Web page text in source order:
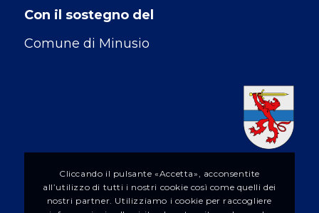
Con il sostegno del
Comune di Minusio
Cliccando il pulsante «Accetta», acconsentite
all’utilizzo di tutti i nostri cookie così come quelli dei
nostri partner. Utilizziamo i cookie per raccogliere